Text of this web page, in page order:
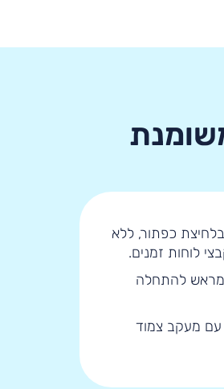
בלחיצת כפתור, ללא
לוחות זמנים.
מראש להתחלה
עם מעקב צמוד